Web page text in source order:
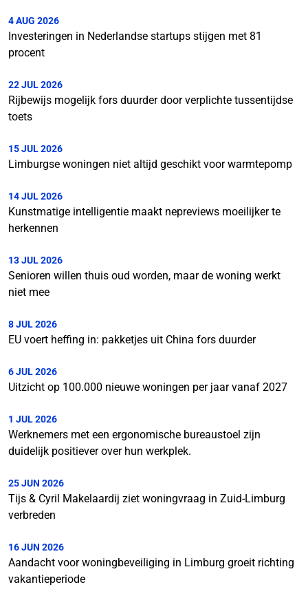
4 AUG 2026
Investeringen in Nederlandse startups stijgen met 81
procent
22 JUL 2026
Rijbewijs mogelijk fors duurder door verplichte tussentijdse
toets
15 JUL 2026
Limburgse woningen niet altijd geschikt voor warmtepomp
14 JUL 2026
Kunstmatige intelligentie maakt nepreviews moeilijker te
herkennen
13 JUL 2026
Senioren willen thuis oud worden, maar de woning werkt
niet mee
8 JUL 2026
EU voert heffing in: pakketjes uit China fors duurder
6 JUL 2026
Uitzicht op 100.000 nieuwe woningen per jaar vanaf 2027
1 JUL 2026
Werknemers met een ergonomische bureaustoel zijn
duidelijk positiever over hun werkplek.
25 JUN 2026
Tijs & Cyril Makelaardij ziet woningvraag in Zuid-Limburg
verbreden
16 JUN 2026
Aandacht voor woningbeveiliging in Limburg groeit richting
vakantieperiode